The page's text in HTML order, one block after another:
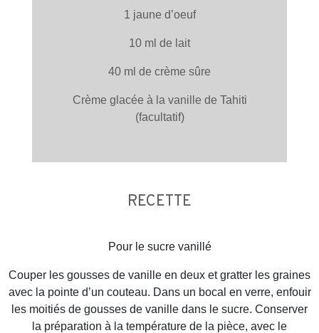
1 jaune d’oeuf
10 ml de lait
40 ml de crème sûre
Crème glacée à la vanille de Tahiti
(facultatif)
RECETTE
Pour le sucre vanillé
Couper les gousses de vanille en deux et gratter les graines
avec la pointe d’un couteau. Dans un bocal en verre, enfouir
les moitiés de gousses de vanille dans le sucre. Conserver
la préparation à la température de la pièce, avec le